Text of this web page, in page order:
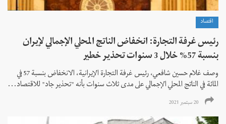
اقتصاد
رئيس غرفة التجارة: انخفاض الناتج المحلي الإجمالي لإيران
بنسبة 57% خلال 3 سنوات تحذير خطير
وصف غلام حسين شافعي، رئيس غرفة التجارة الإيرانية، الانخفاض بنسبة 57 في
المائة في الناتج المحلي الإجمالي على مدى ثلاث سنوات بأنه "تحذير جاد" للاقتصاد...
20 سبتمبر 2021